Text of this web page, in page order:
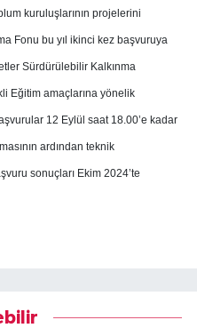
kuruluşlarının projelerini
Fonu bu yıl ikinci kez başvuruya
Sürdürülebilir Kalkınma
Eğitim amaçlarına yönelik
12 Eylül saat 18.00’e kadar
ardından teknik
sonuçları Ekim 2024’te